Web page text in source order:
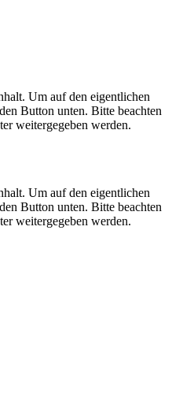
Um auf den eigentlichen
Button unten. Bitte beachten
weitergegeben werden.
Um auf den eigentlichen
Button unten. Bitte beachten
weitergegeben werden.